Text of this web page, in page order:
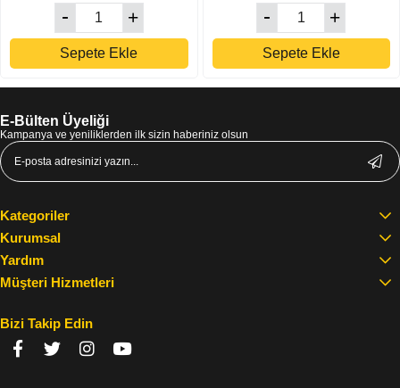
Sepete Ekle Sepete Ekle
E-Bülten Üyeliği
Kampanya ve yeniliklerden ilk sizin haberiniz olsun
Kategoriler
Kurumsal
Yardım
Müşteri Hizmetleri
Bizi Takip Edin